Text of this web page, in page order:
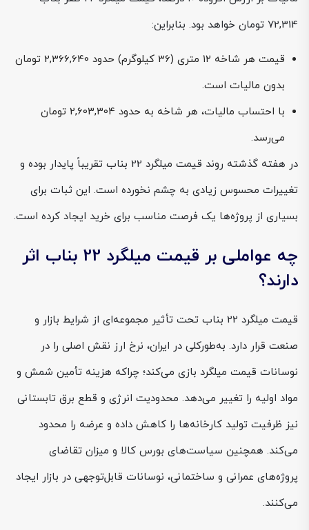
72,314 تومان خواهد بود. بنابراین:
قیمت هر شاخه ۱۲ متری (36 کیلوگرم) حدود 2,366,640 تومان
بدون مالیات است.
با احتساب مالیات، هر شاخه به حدود 2,603,304 تومان
می‌رسد.
در هفته گذشته روند قیمت میلگرد 22 بناب تقریباً پایدار بوده و
تغییرات محسوس زیادی به چشم نخورده است. این ثبات برای
بسیاری از پروژه‌ها یک فرصت مناسب برای خرید ایجاد کرده است.
چه عواملی بر قیمت میلگرد 22 بناب اثر
دارند؟
قیمت میلگرد 22 بناب تحت تأثیر مجموعه‌ای از شرایط بازار و
صنعت قرار دارد. به‌طورکلی در ایران، نرخ ارز نقش اصلی را در
نوسانات قیمت میلگرد بازی می‌کند؛ چراکه هزینه تأمین شمش و
مواد اولیه را تغییر می‌دهد. محدودیت انرژی و قطع برق تابستانی
نیز ظرفیت تولید کارخانه‌ها را کاهش داده و عرضه را محدود
می‌کند. همچنین سیاست‌های بورس کالا و میزان تقاضای
پروژه‌های عمرانی و ساختمانی، نوسانات قابل‌توجهی در بازار ایجاد
می‌کنند.